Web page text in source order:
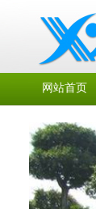
网站首页